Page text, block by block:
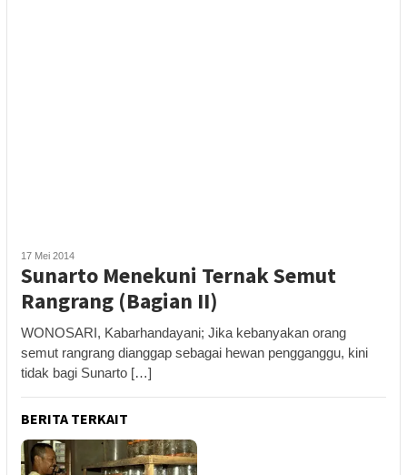
17 Mei 2014
Sunarto Menekuni Ternak Semut
Rangrang (Bagian II)
WONOSARI, Kabarhandayani; Jika kebanyakan orang
semut rangrang dianggap sebagai hewan pengganggu, kini
tidak bagi Sunarto […]
BERITA TERKAIT